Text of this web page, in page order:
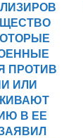
ПРОТИВ
ИЛИ
В ЕЕ